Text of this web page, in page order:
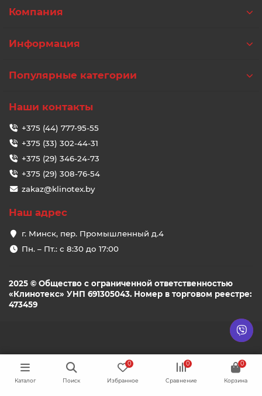
Компания
Информация
Популярные категории
Наши контакты
+375 (44) 777-95-55
+375 (33) 302-44-31
+375 (29) 346-24-73
+375 (29) 308-76-54
zakaz@klinotex.by
Наш адрес
г. Минск, пер. Промышленный д.4
Пн. – Пт.: с 8:30 до 17:00
2025 © Общество с ограниченной ответственностью
«Клинотекс» УНП 691305043. Номер в торговом реестре:
473459
Каталог Поиск
0
Избранное
0
Сравнение
0
Корзина